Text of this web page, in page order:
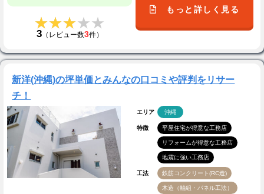
★★★★★
★★★★★
3（レビュー数3件）
もっと詳しく見る
新洋(沖縄)の坪単価とみんなの口コミや評判をリサー
チ！
エリア 沖縄
特徴 平屋住宅が得意な工務店
リフォームが得意な工務店
地震に強い工務店
工法 鉄筋コンクリート(RC造)
木造（軸組・パネル工法）